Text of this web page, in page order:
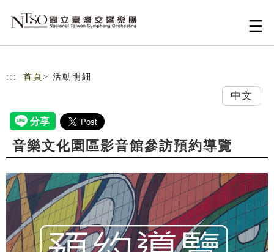
::: 首頁 > 活動明細
中文
音樂文化園區影音館參訪預約導覽